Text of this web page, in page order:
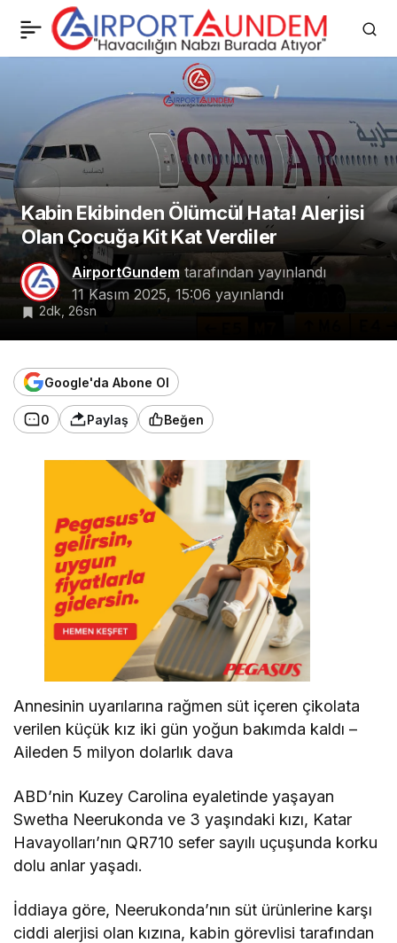
Kabin Ekibinden Ölümcül Hata! Alerjisi
Olan Çocuğa Kit Kat Verdiler
AirportGundem tarafından yayınlandı
11 Kasım 2025, 15:06 yayınlandı
2dk, 26sn
Google'da Abone Ol
0 Paylaş Beğen
Annesinin uyarılarına rağmen süt içeren çikolata
verilen küçük kız iki gün yoğun bakımda kaldı –
Aileden 5 milyon dolarlık dava
ABD’nin Kuzey Carolina eyaletinde yaşayan
Swetha Neerukonda ve 3 yaşındaki kızı, Katar
Havayolları’nın QR710 sefer sayılı uçuşunda korku
dolu anlar yaşadı.
İddiaya göre, Neerukonda’nın süt ürünlerine karşı
ciddi alerjisi olan kızına, kabin görevlisi tarafından
FSB: Ukrayna ve İngiliz
Kaçırma Girişiminde
Bulundu
0 Paylaş